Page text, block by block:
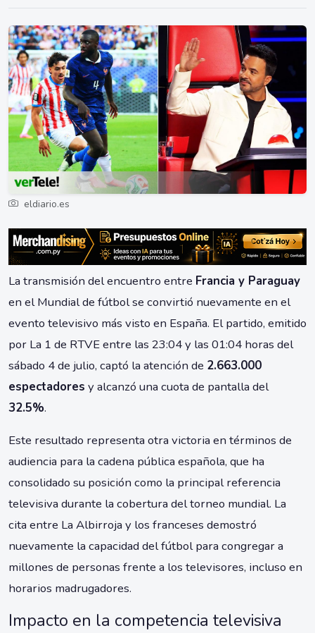
eldiario.es
La transmisión del encuentro entre Francia y Paraguay
en el Mundial de fútbol se convirtió nuevamente en el
evento televisivo más visto en España. El partido, emitido
por La 1 de RTVE entre las 23:04 y las 01:04 horas del
sábado 4 de julio, captó la atención de 2.663.000
espectadores y alcanzó una cuota de pantalla del
32.5%.
Este resultado representa otra victoria en términos de
audiencia para la cadena pública española, que ha
consolidado su posición como la principal referencia
televisiva durante la cobertura del torneo mundial. La
cita entre La Albirroja y los franceses demostró
nuevamente la capacidad del fútbol para congregar a
millones de personas frente a los televisores, incluso en
horarios madrugadores.
Impacto en la competencia televisiva